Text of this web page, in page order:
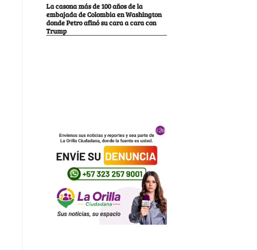
La casona más de 100 años de la
embajada de Colombia en Washington
donde Petro afinó su cara a cara con
Trump